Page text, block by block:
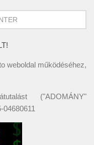
weboldal működéséhez,
("ADOMÁNY"